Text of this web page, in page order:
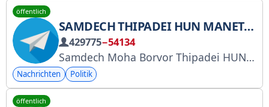
öffentlich
SAMDECH THIPADEI HUN MANET, PREMIERMINISTER VON KAMBODSCHA
429775−54134
Samdech Moha Borvor Thipadei HUN MANET, Premierminister des Königreichs Kambodscha
Nachrichten Politik
öffentlich